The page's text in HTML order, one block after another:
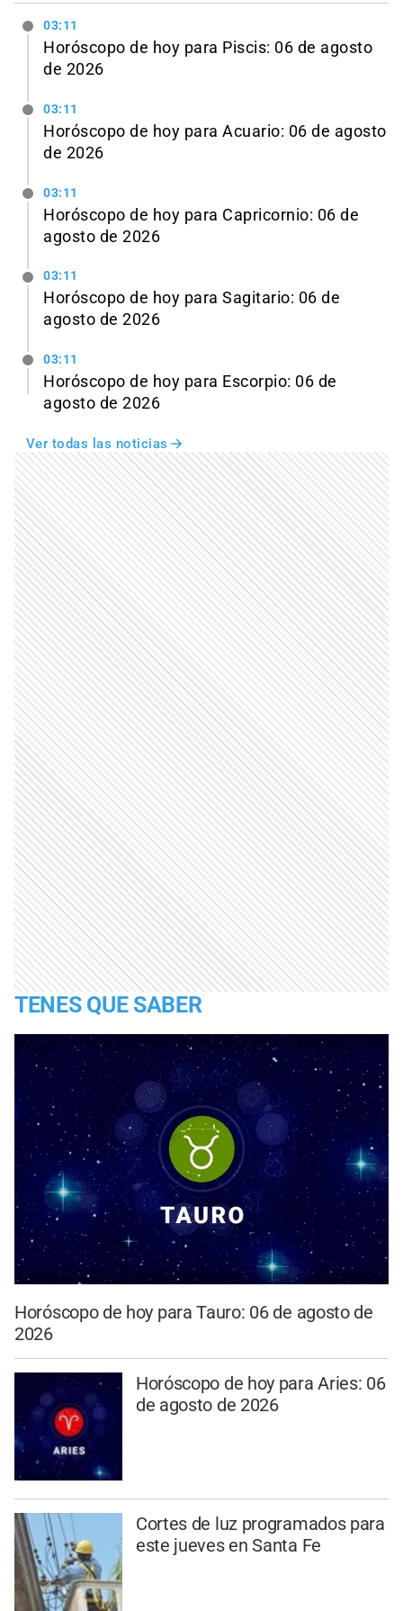
03:11
Horóscopo de hoy para Piscis: 06 de agosto
de 2026
03:11
Horóscopo de hoy para Acuario: 06 de agosto
de 2026
03:11
Horóscopo de hoy para Capricornio: 06 de
agosto de 2026
03:11
Horóscopo de hoy para Sagitario: 06 de
agosto de 2026
03:11
Horóscopo de hoy para Escorpio: 06 de
agosto de 2026
Ver todas las noticias
TENES QUE SABER
Horóscopo de hoy para Tauro: 06 de agosto de
2026
Horóscopo de hoy para Aries: 06
de agosto de 2026
Cortes de luz programados para
este jueves en Santa Fe